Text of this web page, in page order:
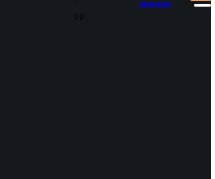
0 ₽
звонок